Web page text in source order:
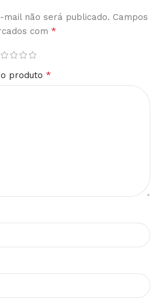
mail não será publicado. Campos
com *
produto *